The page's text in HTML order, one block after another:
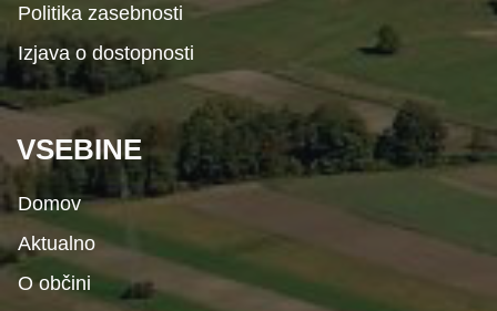
Politika zasebnosti
Izjava o dostopnosti
VSEBINE
Domov
Aktualno
O občini